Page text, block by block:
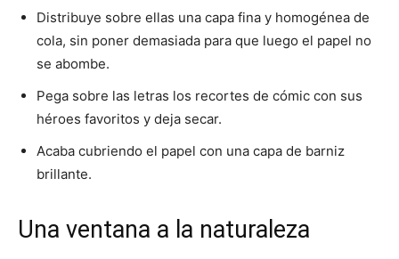
Distribuye sobre ellas una capa fina y homogénea de
cola, sin poner demasiada para que luego el papel no
se abombe.
Pega sobre las letras los recortes de cómic con sus
héroes favoritos y deja secar.
Acaba cubriendo el papel con una capa de barniz
brillante.
Una ventana a la naturaleza